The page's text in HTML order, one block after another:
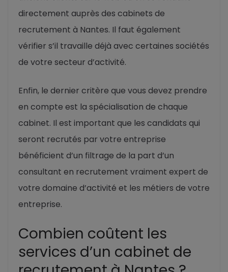
directement auprès des cabinets de
recrutement à Nantes. Il faut également
vérifier s’il travaille déjà avec certaines sociétés
de votre secteur d’activité.
Enfin, le dernier critère que vous devez prendre
en compte est la spécialisation de chaque
cabinet. Il est important que les candidats qui
seront recrutés par votre entreprise
bénéficient d’un filtrage de la part d’un
consultant en recrutement vraiment expert de
votre domaine d’activité et les métiers de votre
entreprise.
Combien coûtent les
services d’un cabinet de